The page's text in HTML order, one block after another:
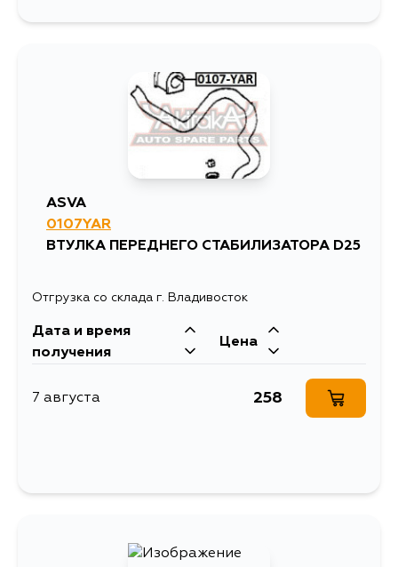
ASVA
0107YAR
ВТУЛКА ПЕРЕДНЕГО СТАБИЛИЗАТОРА D25
Отгрузка со склада г. Владивосток
Дата и время
получения
Цена
7 августа 258